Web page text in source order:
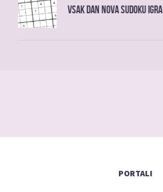
Vsak dan nova sudoku igra
PORTALI